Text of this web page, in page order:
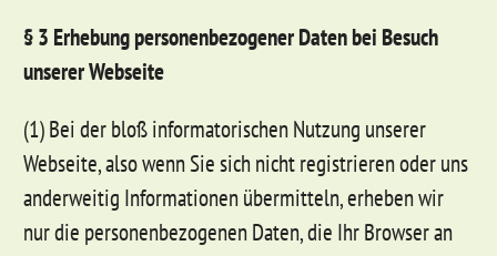
§ 3 Erhebung personenbezogener Daten bei Besuch
unserer Webseite
(1) Bei der bloß informatorischen Nutzung unserer
Webseite, also wenn Sie sich nicht registrieren oder uns
anderweitig Informationen übermitteln, erheben wir
nur die personenbezogenen Daten, die Ihr Browser an